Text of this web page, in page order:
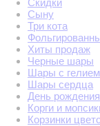
Скидки
Сыну
Три кота
Хиты продаж
Черные шары
Шары с гелием
Шары сердца
День рождения
Корги и
Корзинки